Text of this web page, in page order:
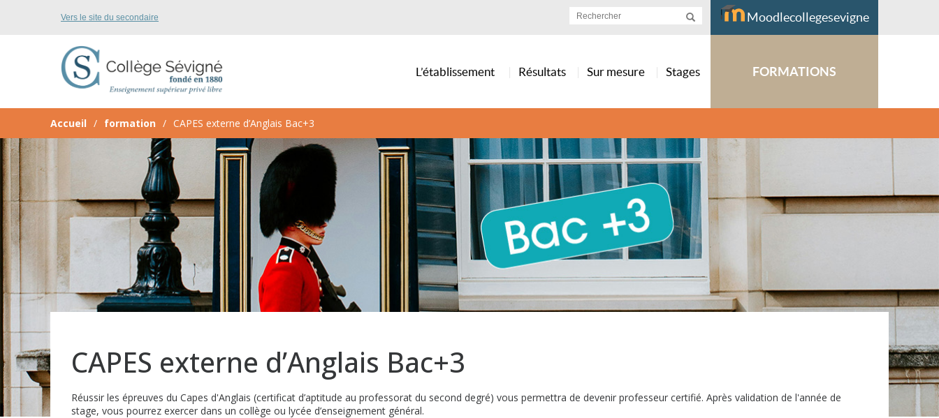
Vers le site du secondaire
L’établissement Résultats Sur mesure Stages
Moodlecollegesevigne
FORMATIONS
Accueil formation CAPES externe d’Anglais Bac+3
CAPES externe d’Anglais Bac+3
Réussir les épreuves du Capes d'Anglais (certificat d’aptitude au professorat du second degré) vous permettra de devenir professeur certifié. Après validation de l'année de
stage, vous pourrez exercer dans un collège ou lycée d’enseignement général.